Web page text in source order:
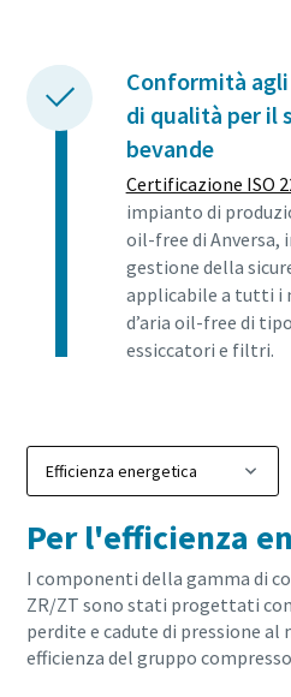
Conformità
di qualità per il
bevande
Certificazione ISO
impianto di
oil-free di Anversa,
gestione della
applicabile a tutti i
d’aria oil-free di
essiccatori e filtri.
Per l'efficienza
I componenti della gamma di
ZR/ZT sono stati progettati
perdite e cadute di pressione
efficienza del gruppo